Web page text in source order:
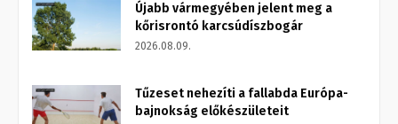
Újabb vármegyében jelent meg a
kőrisrontó karcsúdíszbogár
2026.08.09.
Tűzeset nehezíti a fallabda Európa-
bajnokság előkészületeit